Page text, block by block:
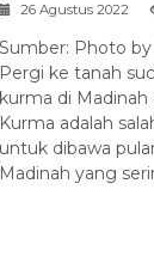
26 Agustus 2022
Sumber: Photo
Pergi ke tanah
kurma di Madinah
Kurma adalah
untuk dibawa
Madinah yang